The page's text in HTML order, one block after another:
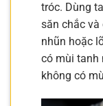
tróc. Dùng
săn chắc
nhũn hoặc
có mùi tanh
không có